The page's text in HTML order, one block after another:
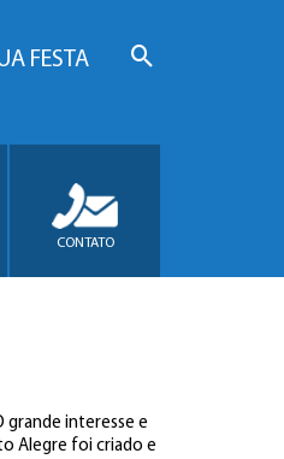
FESTA
CONTATO
grande interesse e
Alegre foi criado e